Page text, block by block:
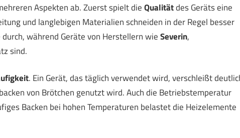
Aspekten ab. Zuerst spielt dieQualitätdes Geräts eine
und langlebigen Materialien schneiden in der Regel besser
während Geräte von Herstellern wieSeverin,
sind.
. Ein Gerät, das täglich verwendet wird, verschleißt
von Brötchen genutzt wird. Auch die Betriebstemperatur
Backen bei hohen Temperaturen belastet die Heizelemente